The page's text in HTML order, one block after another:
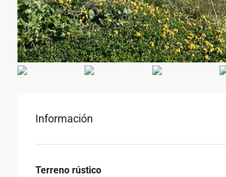
Información
Terreno rústico